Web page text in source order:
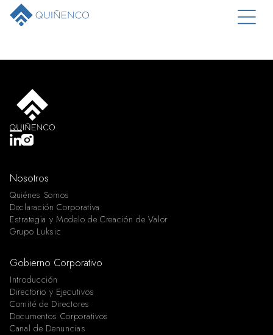
Nosotros
Quiénes Somos
Declaración Corporativa
Estrategia y Modelo de Creación de Valor
Grupo Luksic
Gobierno Corporativo
Introducción
Directorio y Ejecutivos
Comité de Directores
Documentos Corporativos
Canal de Denuncias